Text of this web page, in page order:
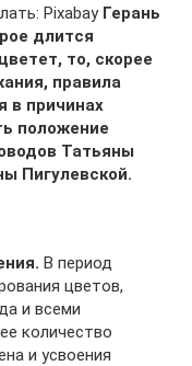
Pixabay Герань
длится
то, скорее
правила
в причинах
положение
Татьяны
Пигулевской.
В период
цветов,
и всеми
количество
и усвоения